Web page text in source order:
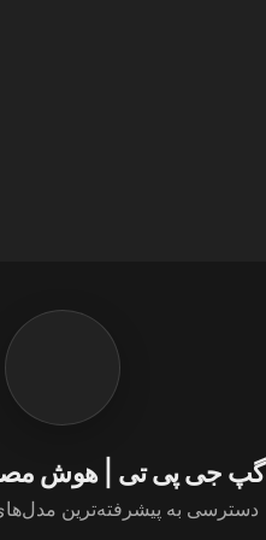
گپ جی پی تی | هوش
دسترسی به پیشرفته‌ترین